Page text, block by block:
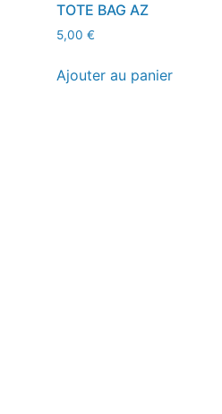
TOTE BAG AZ
5,00 €
Ajouter au panier